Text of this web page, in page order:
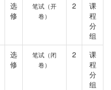
选
修
笔试（开
卷）
2
课
程
分
组
选
修
笔试（闭
卷）
2
课
程
分
组